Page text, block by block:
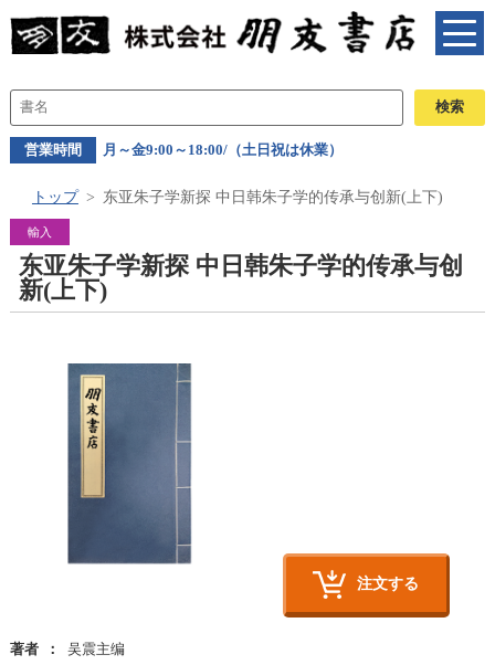
営業時間 月～金9:00～18:00/（土日祝は休業）
トップ 东亚朱子学新探 中日韩朱子学的传承与创新(上下)
輸入
东亚朱子学新探 中日韩朱子学的传承与创
新(上下)
注文する
著者
吴震主编